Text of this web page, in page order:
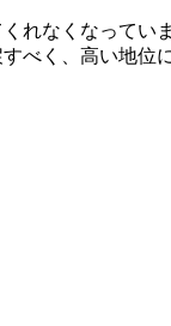
れなくなっていま
べく、高い地位